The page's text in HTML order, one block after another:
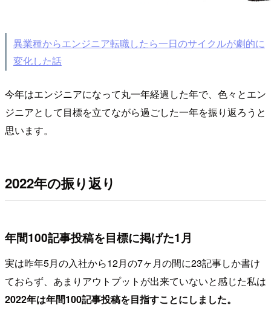
異業種からエンジニア転職したら一日のサイクルが劇的に
変化した話
今年はエンジニアになって丸一年経過した年で、色々とエン
ジニアとして目標を立てながら過ごした一年を振り返ろうと
思います。
2022年の振り返り
年間100記事投稿を目標に掲げた1月
実は昨年5月の入社から12月の7ヶ月の間に23記事しか書け
ておらず、あまりアウトプットが出来ていないと感じた私は
2022年は年間100記事投稿を目指すことにしました。